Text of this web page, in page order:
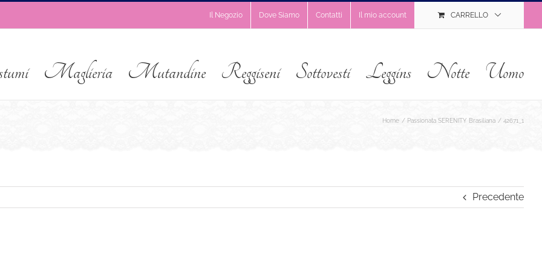
Il Negozio Dove Siamo Contatti Il mio account CARRELLO
Maglieria Mutandine Reggiseni Sottovesti Leggins Notte Uomo
Home Passionata SERENITY Brasiliana 42671_1
Precedente